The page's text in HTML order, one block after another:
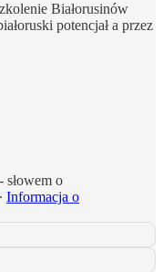
Białorusinów
potencjał a przez
o
∙ Informacja o